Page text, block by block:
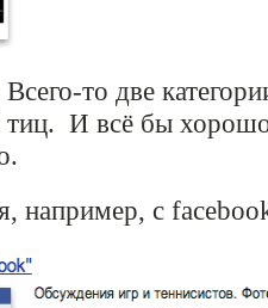
то две
тиц. И всё бы
например, с